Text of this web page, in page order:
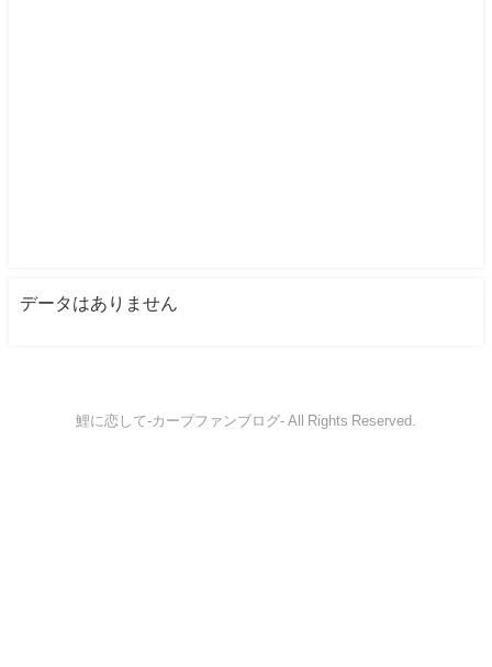
データはありません
鯉に恋して-カープファンブログ- All Rights Reserved.